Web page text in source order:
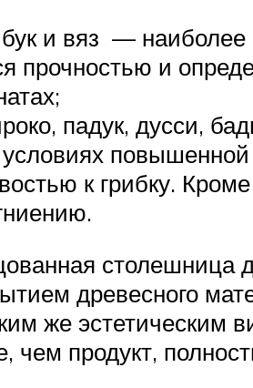
бук и вяз —
прочностью и
падук, дусси,
к грибку.
столешница
древесного
же эстетическим
чем продукт,